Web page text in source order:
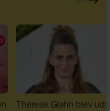
Da Lars Rasmussen fik